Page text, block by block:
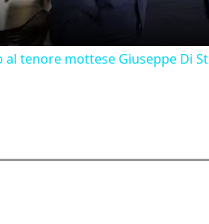
al tenore mottese Giuseppe Di